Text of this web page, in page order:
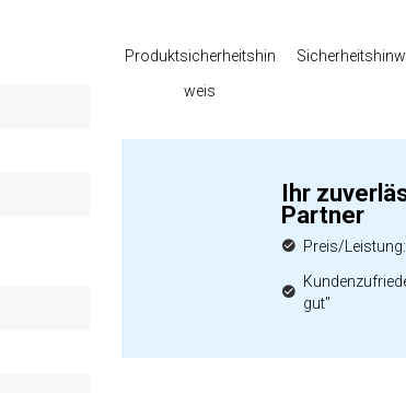
Produktsicherheitshin
weis
Ihr
Partner
Preis/
gut"